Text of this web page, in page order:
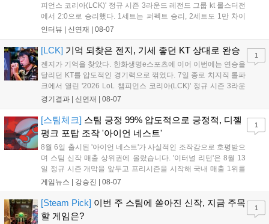
피언스 코리아(LCK)' 정규 시즌 3라운드 레전드 그룹 kt 롤스터전
에서 2:0으로 승리했다. 1세트는 퍼펙트 승리, 2세트도 1만 차이
를 벌리며 25분 만에 승리하면서 말 그대로 압도적인 경기력을 선
하며 POM에 선정됐...
인터뷰 | 신연재 | 08-07
[LCK] 기억 되찾은 젠지, 기세 좋던 KT 상대로 완승
젠지가 기억을 찾았다. 한화생명e스포츠에 이어 이번에는 연승을
달리던 KT를 압도적인 경기력으로 꺾었다. 7일 종로 치지직 롤파
크에서 열린 '2026 LoL 챔피언스 코리아(LCK)' 정규 시즌 3라운
드 레전드 그룹, kt 롤스터와 젠지 e스포츠의 대결에서 젠지가 압
기억을 되찾기라도 한 듯 1,...
경기결과 | 신연재 | 08-07
1
[스팀체크] 스팀 긍정 99% 압도적으로 긍정적, 디젤
펑크 포탑 조작 '아이언 네스트'
8월 6일 출시된 '아이언 네스트'가 사실적인 조작감으로 호평받으
며 스팀 신작 매출 상위권에 올랐습니다. '이터널 리턴'은 8월 13
일 정규 시즌 개막을 앞두고 프리시즌을 시작해 국내 매출 1위를
기록했습니다. 25주년을 맞은 '고스트 리콘' 시리즈는 8월 6일 쇼
'마블 투혼: 파이팅 소울즈'와 레트로 수리 시뮬레이션 '리스토
리'도 스팀에 정식 출시되었습니다....
게임뉴스 | 강승진 | 08-07
1
[Steam Pick] 이번 주 스팀에 쏟아진 신작, 지금 주목
할 게임은?
1